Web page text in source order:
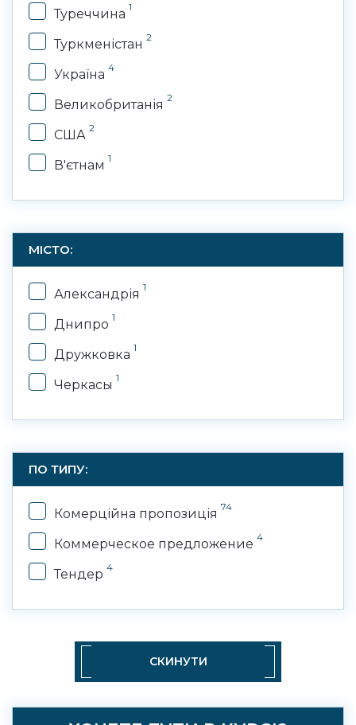
Туреччина 1
Туркменістан 2
Україна 4
Великобританія 2
США 2
В'єтнам 1
МІСТО:
Александрія 1
Днипро 1
Дружковка 1
Черкасы 1
ПО ТИПУ:
Комерційна пропозиція 74
Коммерческое предложение 4
Тендер 4
СКИНУТИ